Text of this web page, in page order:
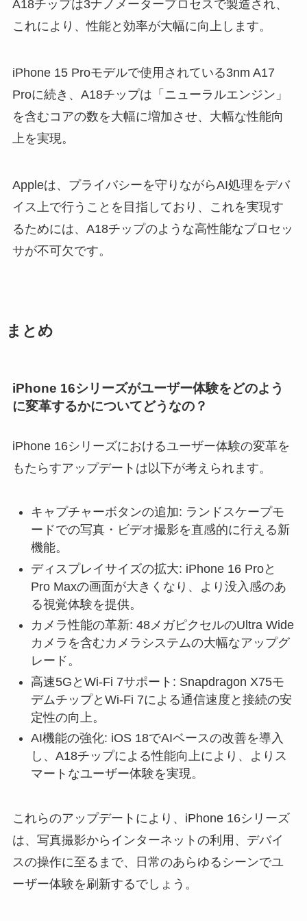
A18チップは3ナノメータープロセスで製造され、
これにより、性能と効率が大幅に向上 します。
iPhone 15 Proモデルで使用されている3nm A17
Proに続き、 A18チップは「ニューラルエンジン」
を含むコアの数を大幅に増加 させ、大幅な性能向
上を実現。
Appleは、プライバシーを守りながらAI処理をデバ
イス上で行うことを目指しており、これを実現す
るためには、A18チップのような高性能なプロセッ
サが不可欠です。
まとめ
iPhone 16シリーズがユーザー体験をどのよう
に変革するかについてどうなの？
iPhone 16シリーズにおけるユーザー体験の変革を
もたらすアップデートは以下が考えられます。
キャプチャーボタンの追加: ランドスケープモ
ードでの写真・ビデオ撮影を直感的に行える新
機能。
ディスプレイサイズの拡大: iPhone 16 Proと
Pro Maxの画面が大きくなり、より没入感のあ
る視覚体験を提供。
カメラ性能の革新: 48メガピクセルのUltra Wide
カメラを含むカメラシステムの大幅なアップグ
レード。
高速5GとWi-Fi 7サポート: Snapdragon X75モ
デムチップとWi-Fi 7による通信速度と接続の安
定性の向上。
AI機能の強化: iOS 18でAIベースの改善を導入
し、A18チップによる性能向上により、よりス
マートなユーザー体験を実現。
これらのアップデートにより、 iPhone 16シリーズ
は、写真撮影からインターネットの利用、デバイ
スの操作に至るまで、日常のあらゆるシーンでユ
ーザー体験を刷新するでしょう。